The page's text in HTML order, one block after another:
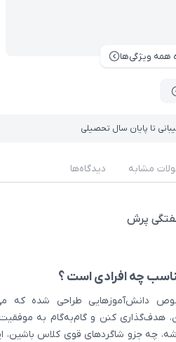
همه ویژگی‌ها
تا پایان سال تحصیلی
مشابه دیدگاه‌ها
هفتگی پرش
چه افرادی است ؟
دانش‌آموزهایی طراحی شده که
هدف‌گذاری کنن و گام‌به‌گام به
چه جزو شاگردهای قوی کلاس باشین،